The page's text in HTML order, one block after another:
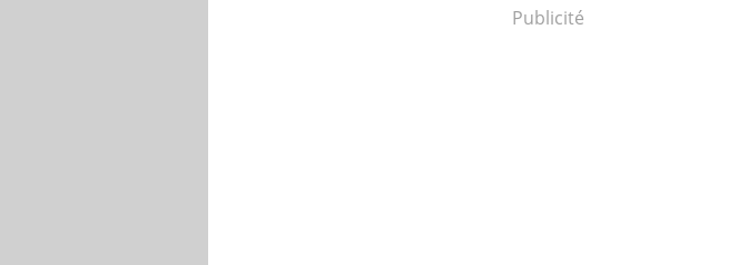
Publicité